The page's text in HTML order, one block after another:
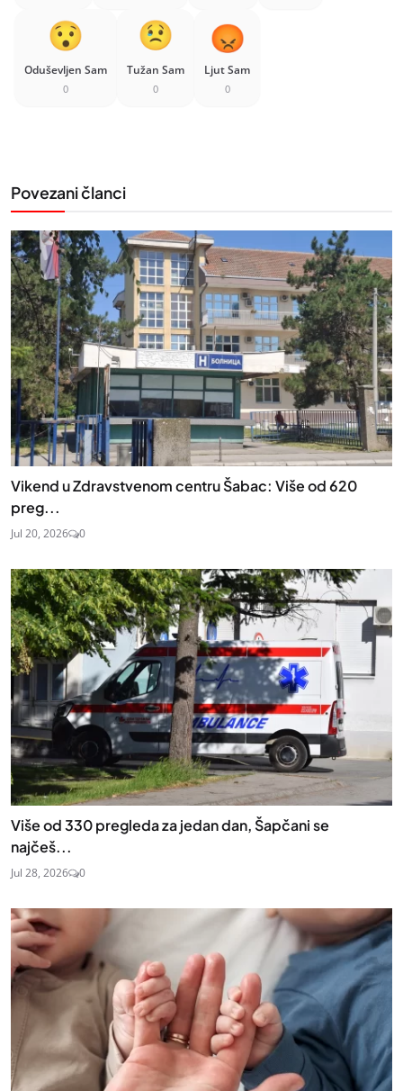
Oduševljen Sam
0
Tužan Sam
0
Ljut Sam
0
Povezani članci
Vikend u Zdravstvenom centru Šabac: Više od 620
preg...
Jul 20, 2026 0
Više od 330 pregleda za jedan dan, Šapčani se
najčeš...
Jul 28, 2026 0